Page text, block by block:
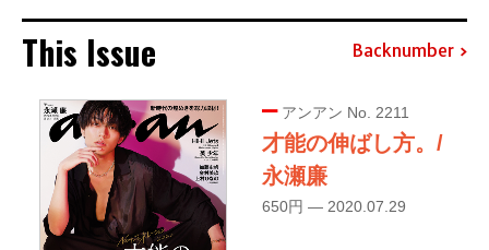
This Issue Backnumber
アンアン No. 2211
才能の伸ばし方。/
永瀬廉
650円 — 2020.07.29